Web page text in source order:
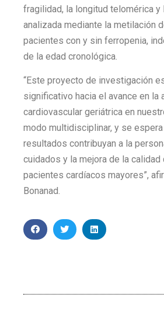
fragilidad, la longitud telomérica y
analizada mediante la metilación
pacientes con y sin ferropenia,
de la edad cronológica.
“Este proyecto de investigación
significativo hacia el avance en la
cardiovascular geriátrica en
modo multidisciplinar, y se
resultados contribuyan a la
cuidados y la mejora de la
pacientes cardíacos mayores”,
Bonanad.